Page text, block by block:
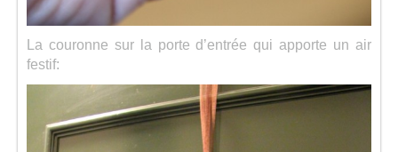
La couronne sur la porte d’entrée qui apporte un air
festif: